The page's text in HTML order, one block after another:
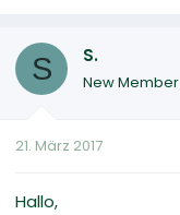
S S.
New Member
21. März 2017
Hallo,